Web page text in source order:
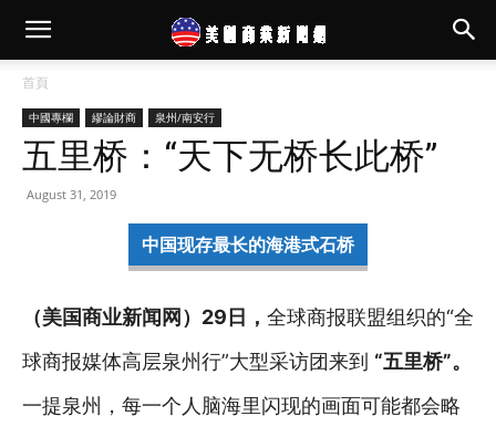
首頁
中國專欄 繆論財商 泉州/南安行
五里桥：“天下无桥长此桥”
August 31, 2019
中国现存最长的海港式石桥
（美国商业新闻网）29日， 全球商报联盟组织的“全
球商报媒体高层泉州行”大型采访团来到 “五里桥”。
一提泉州，每一个人脑海里闪现的画面可能都会略